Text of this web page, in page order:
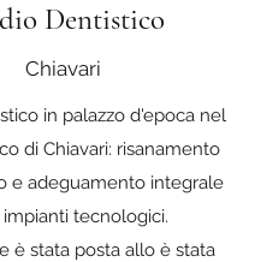
Dentistico
Chiavari
in palazzo d'epoca nel
di Chiavari: risanamento
e adeguamento integrale
tecnologici.
è stata posta allo è stata